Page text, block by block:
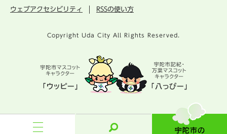
陀
市
ウェブアクセシビリティ RSSの使い方
Copyright Uda City All Rights Reserved.